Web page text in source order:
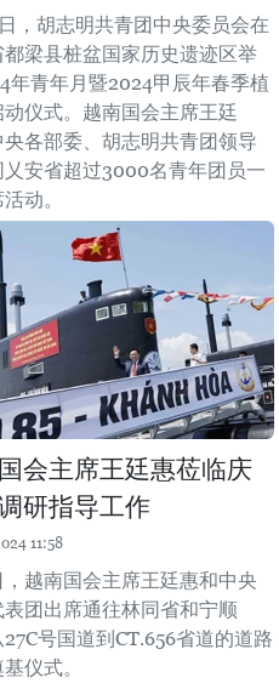
，胡志明共青团中央委员会在
都梁县桩盆国家历史遗迹区举
年青年月暨2024甲辰年春季植
仪式。越南国会主席王廷
各部委、胡志明共青团领导
乂安省超过3000名青年团员一
动。
会主席王廷惠莅临庆
研指导工作
11:58
，越南国会主席王廷惠和中央
表团出席通往林同省和宁顺
号国道到CT.656省道的道路
仪式。